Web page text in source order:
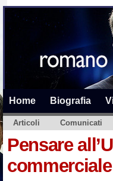
Home Biografia
Articoli Comunicati
Pensare